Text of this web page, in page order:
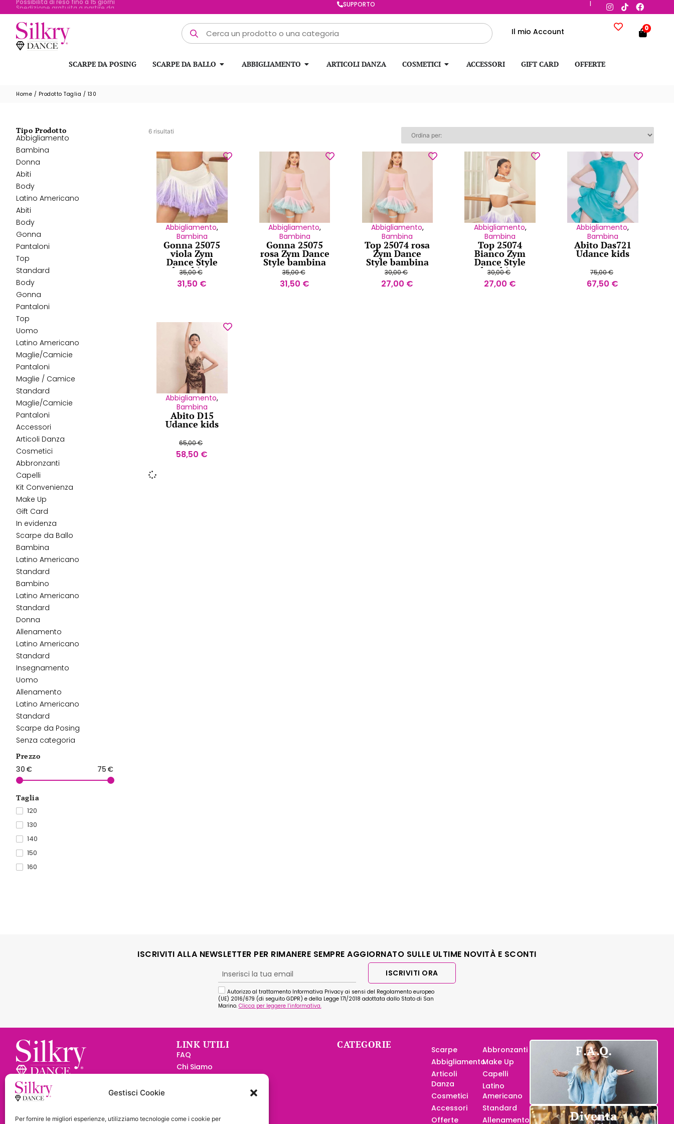
Gestisci Cookie
Per fornire le migliori esperienze, utilizziamo tecnologie come i cookie per
Possibilità di reso fino a 15 giorni SUPPORTO |
Il mio Account 0
SCARPE DA POSING SCARPE DA BALLO ABBIGLIAMENTO ARTICOLI DANZA COSMETICI ACCESSORI GIFT CARD OFFERTE
Home / Prodotto Taglia / 130
Tipo Prodotto
Abbigliamento
Bambina
Donna
Abiti
Body
Latino Americano
Abiti
Body
Gonna
Pantaloni
Top
Standard
Body
Gonna
Pantaloni
Top
Uomo
Latino Americano
Maglie/Camicie
Pantaloni
Maglie / Camice
Standard
Maglie/Camicie
Pantaloni
Accessori
Articoli Danza
Cosmetici
Abbronzanti
Capelli
Kit Convenienza
Make Up
Gift Card
In evidenza
Scarpe da Ballo
Bambina
Latino Americano
Standard
Bambino
Latino Americano
Standard
Donna
Allenamento
Latino Americano
Standard
Insegnamento
Uomo
Allenamento
Latino Americano
Standard
Scarpe da Posing
Senza categoria
Prezzo
30 € 75 €
Taglia
120
130
140
150
160
6 risultati
Abbigliamento,
Bambina
Gonna 25075
viola Zym
Dance Style
bambina
35,00€
31,50 €
Abbigliamento,
Bambina
Gonna 25075
rosa Zym Dance
Style bambina
35,00€
31,50 €
Abbigliamento,
Bambina
Top 25074 rosa
Zym Dance
Style bambina
30,00€
27,00 €
Abbigliamento,
Bambina
Top 25074
Bianco Zym
Dance Style
bambina
30,00€
27,00 €
Abbigliamento,
Bambina
Abito Das721
Udance kids
75,00€
67,50 €
Abbigliamento,
Bambina
Abito D15
Udance kids
65,00€
58,50 €
ISCRIVITI ALLA NEWSLETTER PER RIMANERE SEMPRE AGGIORNATO SULLE ULTIME NOVITÀ E SCONTI
Autorizzo al trattamento Informativa Privacy ai sensi del Regolamento europeo
(UE) 2016/679 (di seguito GDPR) e della Legge 171/2018 adottata dallo Stato di San
Marino. Clicca per leggere l’informativa.
ISCRIVITI ORA
Silkry Dance S.r.l.
Via Pitaria, 10 47899 - Serravalle
Rep. San Marino -
LINK UTILI
FAQ
Chi Siamo
Il mio Account
CATEGORIE
Scarpe
Abbigliamento
Articoli
Danza
Cosmetici
Accessori
Offerte
Abbronzanti
Make Up
Capelli
Latino
Americano
Standard
Allenamento
F.A.Q.
Diventa